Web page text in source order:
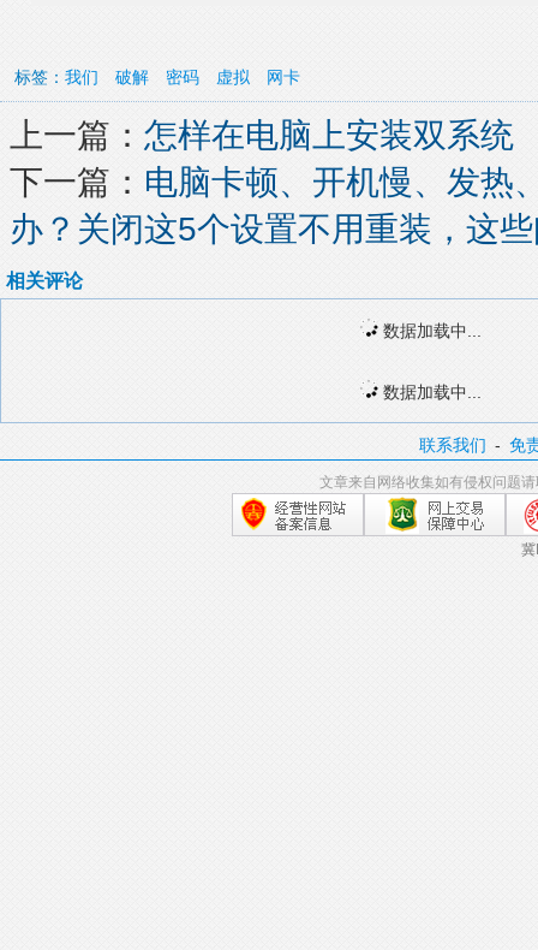
标签： 我们 破解 密码 虚拟 网卡
上一篇： 怎样在电脑上安装双系统
下一篇： 电脑卡顿、开机慢、发热
办？关闭这5个设置不用重装，这
相关评论
数据加载中...
数据加载中...
联系我们 -免
文章来自网络收集如有侵权问题